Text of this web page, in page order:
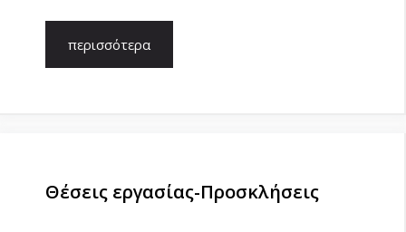
περισσότερα
Θέσεις εργασίας-Προσκλήσεις